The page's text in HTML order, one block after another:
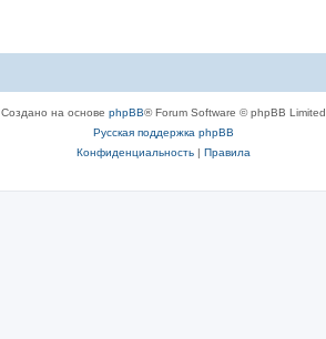
Создано на основе phpBB® Forum Software © phpBB Limited
Русская поддержка phpBB
Конфиденциальность| Правила